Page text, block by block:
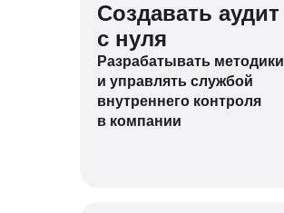
Создавать аудит
с нуля
Разрабатывать методики
и управлять службой
внутреннего контроля
в компании